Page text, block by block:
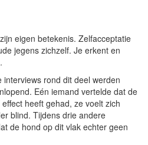
eigen betekenis. Zelfacceptatie
jegens zichzelf. Je erkent en
rond dit deel werden
Eén iemand vertelde dat de
heeft gehad, ze voelt zich
blind. Tijdens drie andere
de hond op dit vlak echter geen